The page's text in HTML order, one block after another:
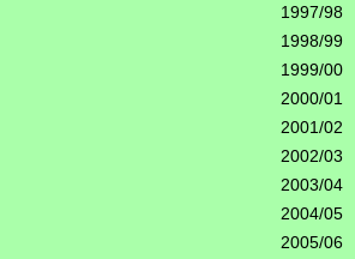
1997/98
1998/99
1999/00
2000/01
2001/02
2002/03
2003/04
2004/05
2005/06